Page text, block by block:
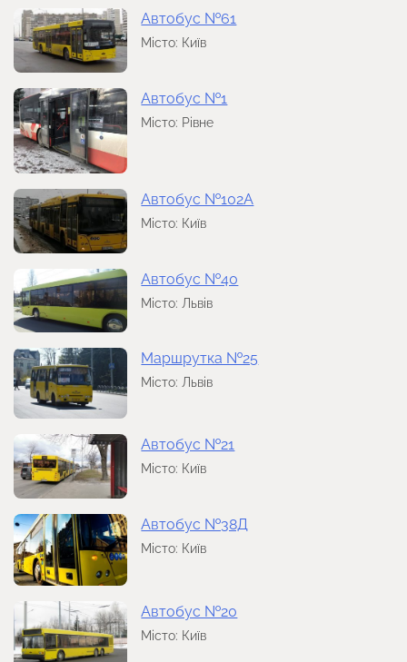
Автобус №61
Місто: Київ
Автобус №1
Місто: Рівне
Автобус №102А
Місто: Київ
Автобус №40
Місто: Львів
Маршрутка №25
Місто: Львів
Автобус №21
Місто: Київ
Автобус №38Д
Місто: Київ
Автобус №20
Місто: Київ